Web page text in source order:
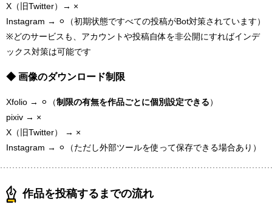
X（旧Twitter）→ ×
Instagram → ⚪︎（初期状態ですべての投稿がBot対策されています）
※どのサービスも、アカウントや投稿自体を非公開にすればインデ
ックス対策は可能です
◆ 画像のダウンロード制限
Xfolio → ⚪︎（制限の有無を作品ごとに個別設定できる）
pixiv → ×
X（旧Twitter） → ×
Instagram → ⚪︎（ただし外部ツールを使って保存できる場合あり）
作品を投稿するまでの流れ